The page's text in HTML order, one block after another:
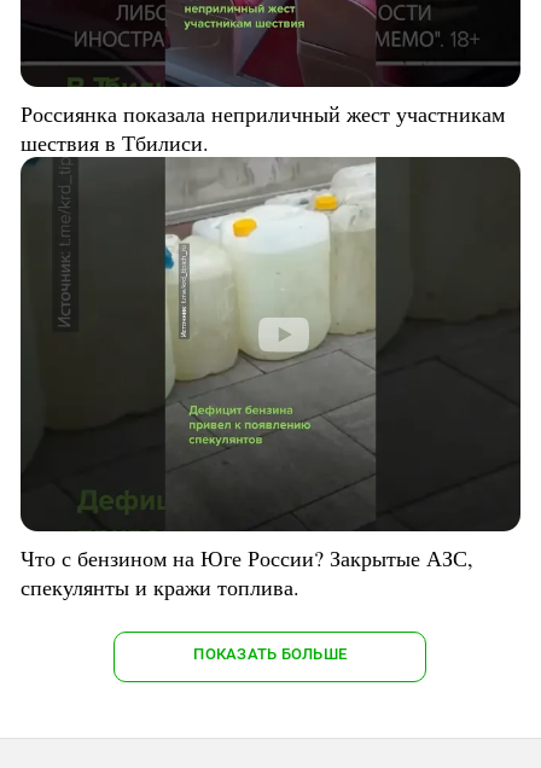
Россиянка показала неприличный жест участникам
шествия в Тбилиси.
Что с бензином на Юге России? Закрытые АЗС,
спекулянты и кражи топлива.
ПОКАЗАТЬ БОЛЬШЕ